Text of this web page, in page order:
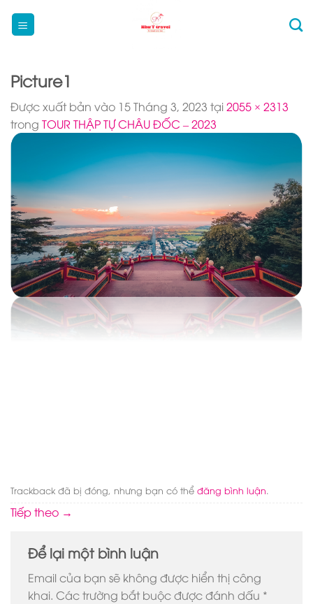
qua
Picture1
Được xuất bản vào 15 Tháng 3, 2023 tại 2055 × 2313
trong TOUR THẬP TỰ CHÂU ĐỐC – 2023
Trackback đã bị đóng, nhưng bạn có thể đăng bình luận.
Tiếp theo →
Để lại một bình luận
Email của bạn sẽ không được hiển thị công
khai. Các trường bắt buộc được đánh dấu *